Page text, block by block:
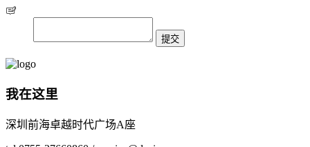
我在这里
深圳前海卓越时代广场A座